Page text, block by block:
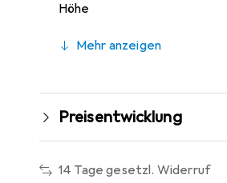
Höhe
Mehr anzeigen
Preisentwicklung
14 Tage gesetzl. Widerruf